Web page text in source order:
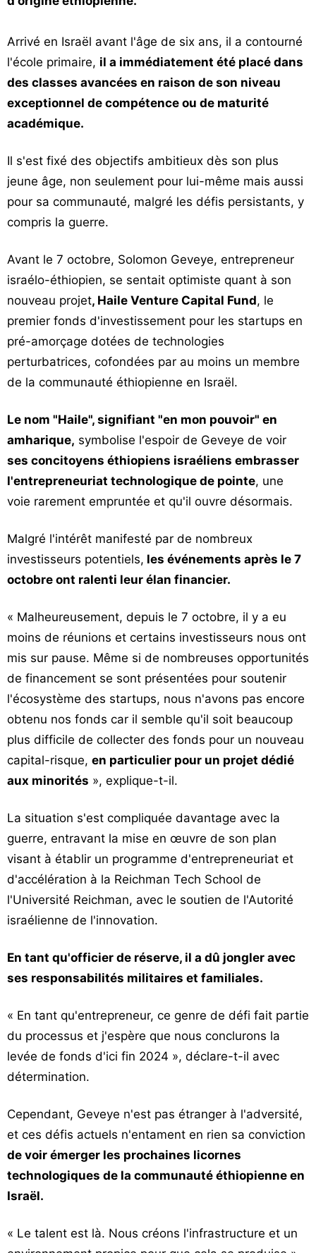
chroniques
Les
bonnes
adresses
Arrivé en Israël avant l'âge de six ans, il a contourné
l'école primaire, il a immédiatement été placé dans
des classes avancées en raison de son niveau
exceptionnel de compétence ou de maturité
académique.
Il s'est fixé des objectifs ambitieux dès son plus
jeune âge, non seulement pour lui-même mais aussi
pour sa communauté, malgré les défis persistants, y
compris la guerre.
Avant le 7 octobre, Solomon Geveye, entrepreneur
israélo-éthiopien, se sentait optimiste quant à son
nouveau projet, Haile Venture Capital Fund, le
premier fonds d'investissement pour les startups en
pré-amorçage dotées de technologies
perturbatrices, cofondées par au moins un membre
de la communauté éthiopienne en Israël.
Le nom "Haile", signifiant "en mon pouvoir" en
amharique, symbolise l'espoir de Geveye de voir
ses concitoyens éthiopiens israéliens embrasser
l'entrepreneuriat technologique de pointe, une
voie rarement empruntée et qu'il ouvre désormais.
Malgré l'intérêt manifesté par de nombreux
investisseurs potentiels, les événements après le 7
octobre ont ralenti leur élan financier.
« Malheureusement, depuis le 7 octobre, il y a eu
moins de réunions et certains investisseurs nous ont
mis sur pause. Même si de nombreuses opportunités
de financement se sont présentées pour soutenir
l'écosystème des startups, nous n'avons pas encore
obtenu nos fonds car il semble qu'il soit beaucoup
plus difficile de collecter des fonds pour un nouveau
capital-risque, en particulier pour un projet dédié
aux minorités », explique-t-il.
La situation s'est compliquée davantage avec la
guerre, entravant la mise en œuvre de son plan
visant à établir un programme d'entrepreneuriat et
d'accélération à la Reichman Tech School de
l'Université Reichman, avec le soutien de l'Autorité
israélienne de l'innovation.
En tant qu'officier de réserve, il a dû jongler avec
ses responsabilités militaires et familiales.
« En tant qu'entrepreneur, ce genre de défi fait partie
du processus et j'espère que nous conclurons la
levée de fonds d'ici fin 2024 », déclare-t-il avec
détermination.
Cependant, Geveye n'est pas étranger à l'adversité,
et ces défis actuels n'entament en rien sa conviction
de voir émerger les prochaines licornes
technologiques de la communauté éthiopienne en
Israël.
« Le talent est là. Nous créons l'infrastructure et un